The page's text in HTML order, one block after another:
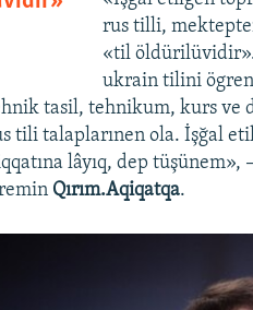
rus tilli,
«til öldürilüvidir».
ukrain tilini
tasil, tehnikum, kurs ve
tili talaplarınen ola. İşğal
lâyıq, dep
Qırım.Aqiqatqa.